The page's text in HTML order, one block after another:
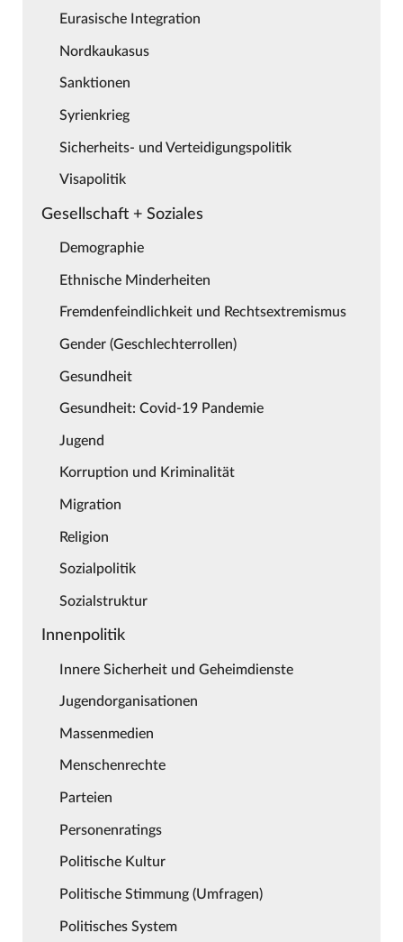
Eurasische Integration
Nordkaukasus
Sanktionen
Syrienkrieg
Sicherheits- und Verteidigungspolitik
Visapolitik
Gesellschaft + Soziales
Demographie
Ethnische Minderheiten
Fremdenfeindlichkeit und Rechtsextremismus
Gender (Geschlechterrollen)
Gesundheit
Gesundheit: Covid-19 Pandemie
Jugend
Korruption und Kriminalität
Migration
Religion
Sozialpolitik
Sozialstruktur
Innenpolitik
Innere Sicherheit und Geheimdienste
Jugendorganisationen
Massenmedien
Menschenrechte
Parteien
Personenratings
Politische Kultur
Politische Stimmung (Umfragen)
Politisches System